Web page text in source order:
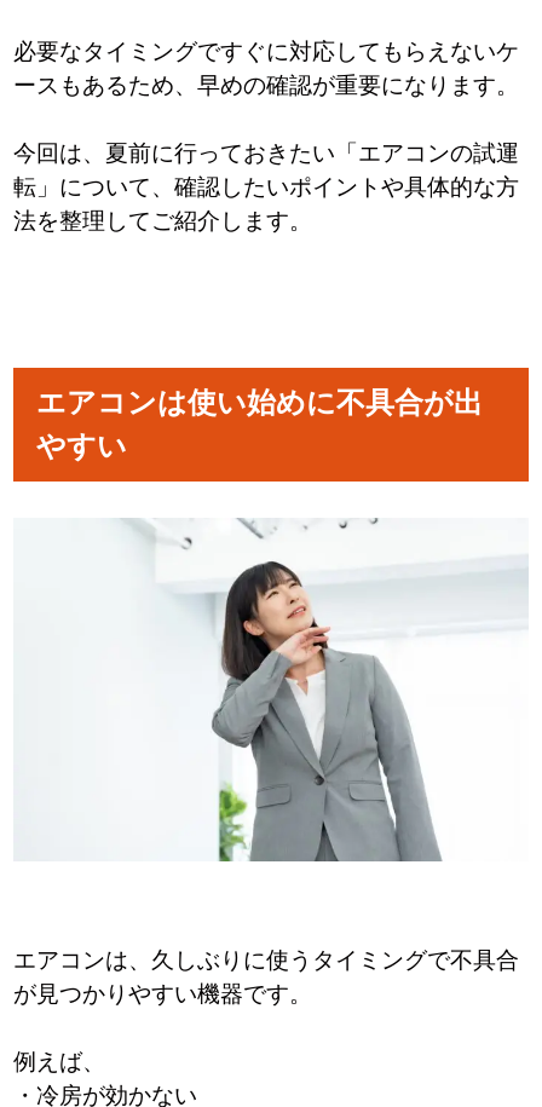
必要なタイミングですぐに対応してもらえないケ
ースもあるため、早めの確認が重要になります。
今回は、夏前に行っておきたい「エアコンの試運
転」について、確認したいポイントや具体的な方
法を整理してご紹介します。
エアコンは使い始めに不具合が出
やすい
エアコンは、久しぶりに使うタイミングで不具合
が見つかりやすい機器です。
例えば、
・冷房が効かない